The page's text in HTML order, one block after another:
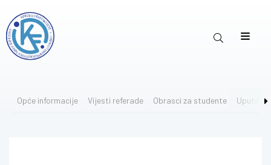
Opće informacije Vijesti referade Obrasci za studente Upute